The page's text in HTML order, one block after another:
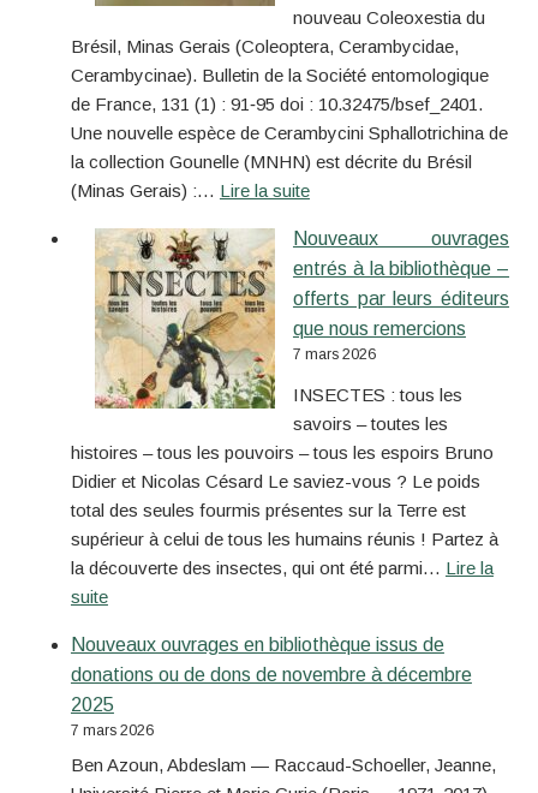
nouveau Coleoxestia du
Brésil, Minas Gerais (Coleoptera, Cerambycidae,
Cerambycinae). Bulletin de la Société entomologique
de France, 131 (1) : 91‑95 doi : 10.32475/bsef_2401.
Une nouvelle espèce de Cerambycini Sphallotrichina de
la collection Gounelle (MNHN) est décrite du Brésil
(Minas Gerais) :… Lire la suite
Nouveaux ouvrages
entrés à la bibliothèque –
offerts par leurs éditeurs
que nous remercions
7 mars 2026
INSECTES : tous les
savoirs – toutes les
histoires – tous les pouvoirs – tous les espoirs Bruno
Didier et Nicolas Césard Le saviez-vous ? Le poids
total des seules fourmis présentes sur la Terre est
supérieur à celui de tous les humains réunis ! Partez à
la découverte des insectes, qui ont été parmi… Lire la
suite
Nouveaux ouvrages en bibliothèque issus de
donations ou de dons de novembre à décembre
2025
7 mars 2026
Ben Azoun, Abdeslam — Raccaud-Schoeller, Jeanne,